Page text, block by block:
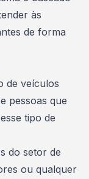
às
de forma
de veículos
pessoas que
tipo de
do setor de
ou qualquer